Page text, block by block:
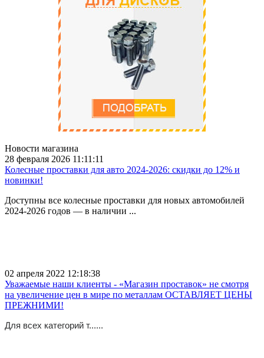
Новости магазина
28 февраля 2026 11:11:11
Колесные проставки для авто 2024-2026: скидки до 12% и
новинки!
Доступны все колесные проставки для новых автомобилей
2024-2026 годов — в наличии ...
02 апреля 2022 12:18:38
Уважаемые наши клиенты - «Магазин проставок» не смотря
на увеличение цен в мире по металлам ОСТАВЛЯЕТ ЦЕНЫ
ПРЕЖНИМИ!
Для всех категорий т......